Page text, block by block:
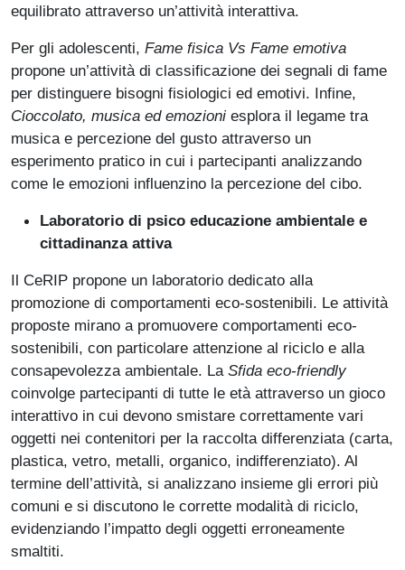
equilibrato attraverso un’attività interattiva.
Per gli adolescenti, Fame fisica Vs Fame emotiva
propone un’attività di classificazione dei segnali di fame
per distinguere bisogni fisiologici ed emotivi. Infine,
Cioccolato, musica ed emozioni esplora il legame tra
musica e percezione del gusto attraverso un
esperimento pratico in cui i partecipanti analizzando
come le emozioni influenzino la percezione del cibo.
Laboratorio di psico educazione ambientale e
cittadinanza attiva
Il CeRIP propone un laboratorio dedicato alla
promozione di comportamenti eco-sostenibili. Le attività
proposte mirano a promuovere comportamenti eco-
sostenibili, con particolare attenzione al riciclo e alla
consapevolezza ambientale. La Sfida eco-friendly
coinvolge partecipanti di tutte le età attraverso un gioco
interattivo in cui devono smistare correttamente vari
oggetti nei contenitori per la raccolta differenziata (carta,
plastica, vetro, metalli, organico, indifferenziato). Al
termine dell’attività, si analizzano insieme gli errori più
comuni e si discutono le corrette modalità di riciclo,
evidenziando l’impatto degli oggetti erroneamente
smaltiti.